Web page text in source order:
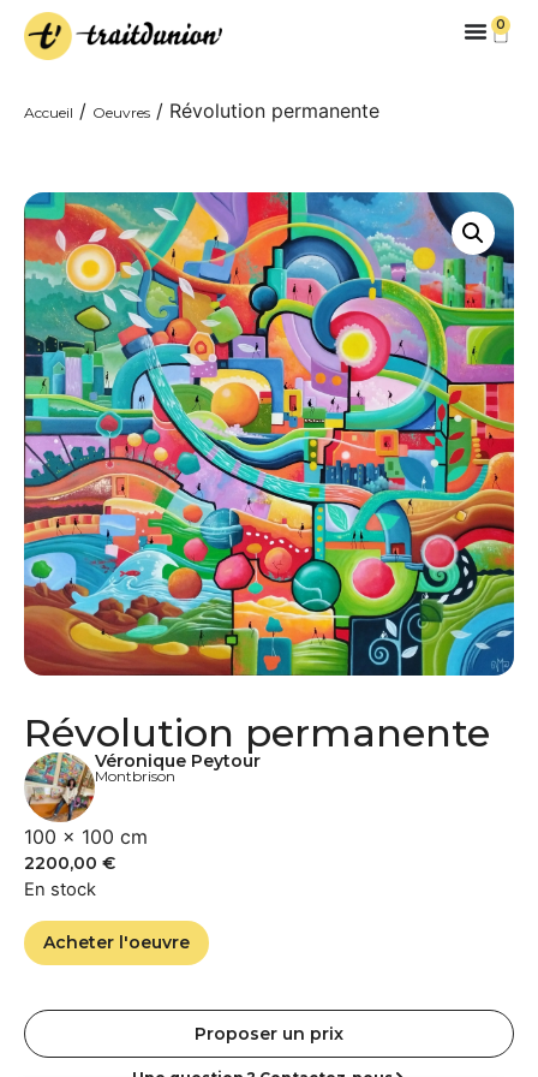
0
Accueil / Oeuvres / Révolution permanente
Révolution permanente
Véronique Peytour
Montbrison
100 × 100 cm
2200,00 €
En stock
Acheter l'oeuvre
Proposer un prix